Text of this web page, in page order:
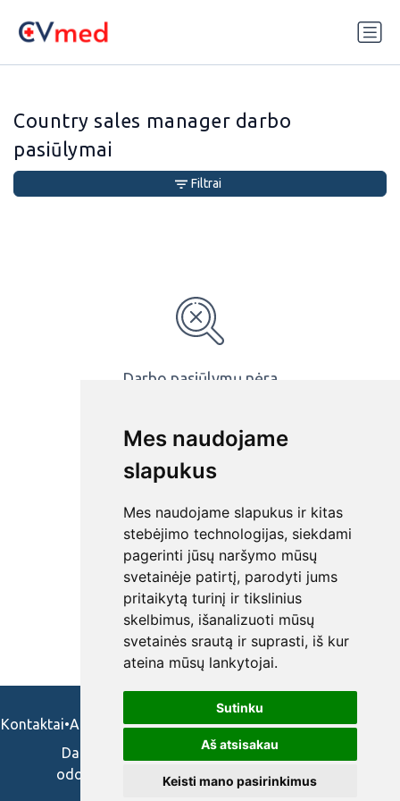
Mes naudojame
slapukus
Mes naudojame slapukus ir kitas
stebėjimo technologijas, siekdami
pagerinti jūsų naršymo mūsų
svetainėje patirtį, parodyti jums
pritaikytą turinį ir tikslinius
skelbimus, išanalizuoti mūsų
svetainės srautą ir suprasti, iš kur
ateina mūsų lankytojai.
Sutinku
Aš atsisakau
Keisti mano pasirinkimus
Country sales manager darbo
pasiūlymai
Darbo pasiūlymų nėra
Filtrai
Kontaktai•Apie mus•Naudojimosi taisykės•Privatumo politika
Darbo skelbimai ir pasiūlymai: gydytojams,
odontologams, slaugytojams, veterinarams,